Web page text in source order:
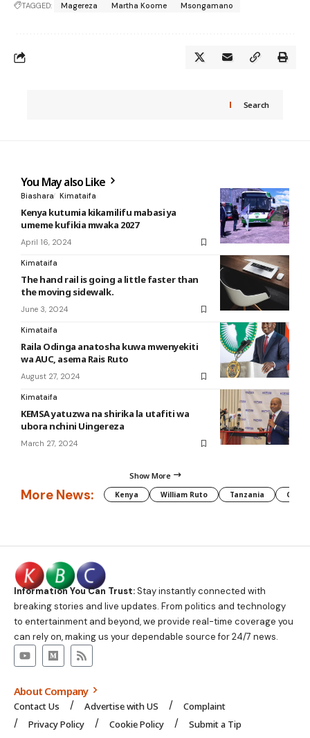
TAGGED: Magereza Martha Koome Msongamano
Search
You May also Like
Biashara Kimataifa
Kenya kutumia kikamilifu mabasi ya
umeme kufikia mwaka 2027
April 16, 2024
Kimataifa
The hand rail is going a little faster than
the moving sidewalk.
June 3, 2024
Kimataifa
Raila Odinga anatosha kuwa mwenyekiti
wa AUC, asema Rais Ruto
August 27, 2024
Kimataifa
KEMSA yatuzwa na shirika la utafiti wa
ubora nchini Uingereza
March 27, 2024
Show More
More News: Kenya William Ruto Tanzania CAF
Information You Can Trust:Stay instantly connected with
breaking stories and live updates. From politics and technology
to entertainment and beyond, we provide real-time coverage you
can rely on, making us your dependable source for 24/7 news.
About Company
Contact Us Advertise with US
Complaint
Privacy Policy
Cookie Policy Submit a Tip